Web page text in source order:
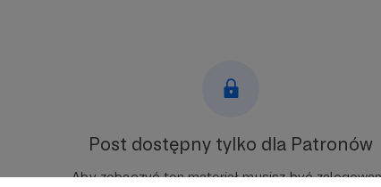
Post dostępny tylko dla Patronów
Aby zobaczyć ten materiał musisz być